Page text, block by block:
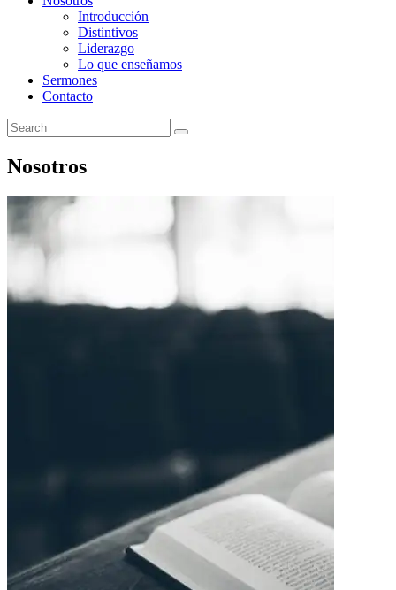
Introducción
Distintivos
Liderazgo
Lo que enseñamos
Sermones
Contacto
Nosotros